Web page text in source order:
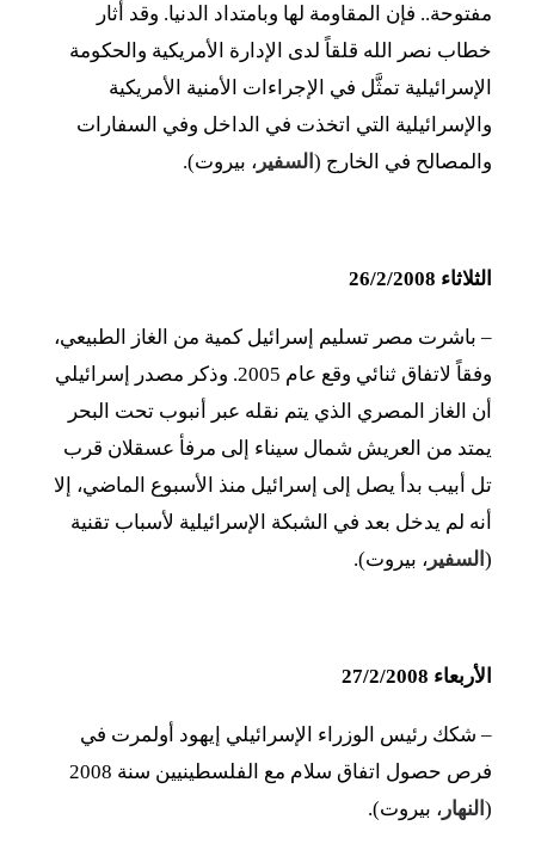
مفتوحة.. فإن المقاومة لها وبامتداد الدنيا. وقد أثار
خطاب نصر الله قلقاً لدى الإدارة الأمريكية والحكومة
الإسرائيلية تمثَّل في الإجراءات الأمنية الأمريكية
والإسرائيلية التي اتخذت في الداخل وفي السفارات
والمصالح في الخارج ( السفير ، بيروت).
الثلاثاء 26/2/2008
– باشرت مصر تسليم إسرائيل كمية من الغاز الطبيعي،
وفقاً لاتفاق ثنائي وقع عام 2005. وذكر مصدر إسرائيلي
أن الغاز المصري الذي يتم نقله عبر أنبوب تحت البحر
يمتد من العريش شمال سيناء إلى مرفأ عسقلان قرب
تل أبيب بدأ يصل إلى إسرائيل منذ الأسبوع الماضي، إلا
أنه لم يدخل بعد في الشبكة الإسرائيلية لأسباب تقنية
( السفير ، بيروت).
الأربعاء 27/2/2008
– شكك رئيس الوزراء الإسرائيلي إيهود أولمرت في
فرص حصول اتفاق سلام مع الفلسطينيين سنة 2008
( النهار ، بيروت).